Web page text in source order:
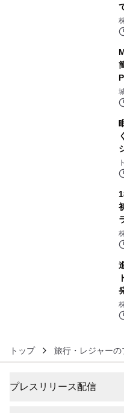
トップ 旅行・レジャー
プレスリリース配信